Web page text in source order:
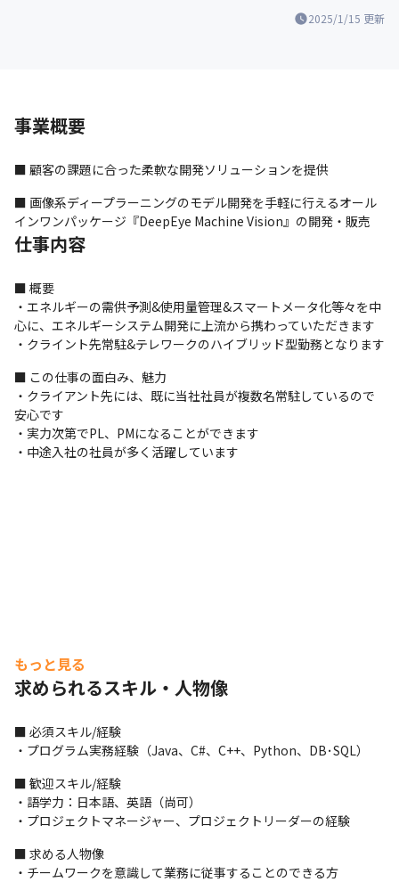
2025/1/15 更新
事業概要
■ 顧客の課題に合った柔軟な開発ソリューションを提供
■ 画像系ディープラーニングのモデル開発を手軽に行えるオール
インワンパッケージ『DeepEye Machine Vision』の開発・販売
仕事内容
■ 概要
・エネルギーの需供予測&使用量管理&スマートメータ化等々を中
心に、エネルギーシステム開発に上流から携わっていただきます
・クライント先常駐&テレワークのハイブリッド型勤務となります
■ この仕事の面白み、魅力
・クライアント先には、既に当社社員が複数名常駐しているので
安心です
・実力次第でPL、PMになることができます
・中途入社の社員が多く活躍しています
現在はリモートワークも行っています。
もっと見る
求められるスキル・人物像
■ 必須スキル/経験
・プログラム実務経験（Java、C#、C++、Python、DB･SQL）
■ 歓迎スキル/経験
・語学力：日本語、英語（尚可）
・プロジェクトマネージャー、プロジェクトリーダーの経験
■ 求める人物像
・チームワークを意識して業務に従事することのできる方